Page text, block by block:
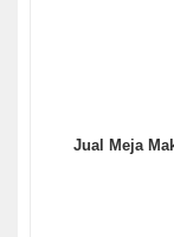
Jual Meja